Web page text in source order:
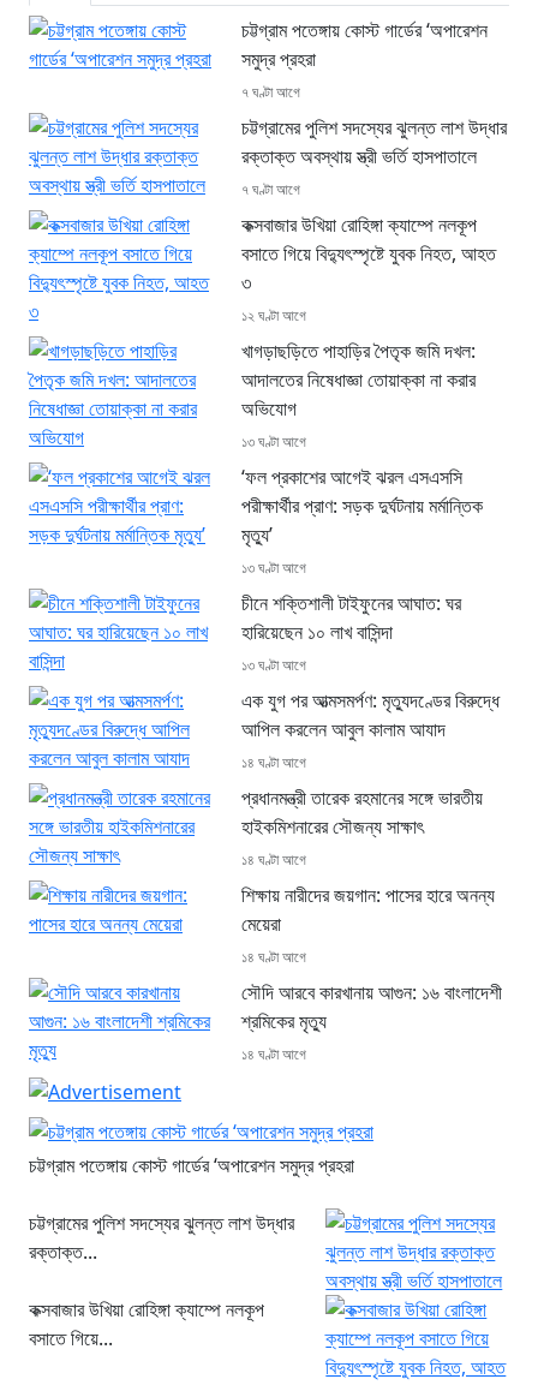
চট্টগ্রাম পতেঙ্গায় কোস্ট গার্ডের ‘অপারেশন
সমুদ্র প্রহরা
৭ ঘণ্টা আগে
চট্টগ্রামের পুলিশ সদস্যের ঝুলন্ত লাশ উদ্ধার
রক্তাক্ত অবস্থায় স্ত্রী ভর্তি হাসপাতালে
৭ ঘণ্টা আগে
কক্সবাজার উখিয়া রোহিঙ্গা ক্যাম্পে নলকূপ
বসাতে গিয়ে বিদ্যুৎস্পৃষ্টে যুবক নিহত, আহত
৩
১২ ঘণ্টা আগে
খাগড়াছড়িতে পাহাড়ির পৈতৃক জমি দখল:
আদালতের নিষেধাজ্ঞা তোয়াক্কা না করার
অভিযোগ
১৩ ঘণ্টা আগে
‘ফল প্রকাশের আগেই ঝরল এসএসসি
পরীক্ষার্থীর প্রাণ: সড়ক দুর্ঘটনায় মর্মান্তিক
মৃত্যু’
১৩ ঘণ্টা আগে
চীনে শক্তিশালী টাইফুনের আঘাত: ঘর
হারিয়েছেন ১০ লাখ বাসিন্দা
১৩ ঘণ্টা আগে
এক যুগ পর আত্মসমর্পণ: মৃত্যুদণ্ডের বিরুদ্ধে
আপিল করলেন আবুল কালাম আযাদ
১৪ ঘণ্টা আগে
প্রধানমন্ত্রী তারেক রহমানের সঙ্গে ভারতীয়
হাইকমিশনারের সৌজন্য সাক্ষাৎ
১৪ ঘণ্টা আগে
শিক্ষায় নারীদের জয়গান: পাসের হারে অনন্য
মেয়েরা
১৪ ঘণ্টা আগে
সৌদি আরবে কারখানায় আগুন: ১৬ বাংলাদেশী
শ্রমিকের মৃত্যু
১৪ ঘণ্টা আগে
চট্টগ্রাম পতেঙ্গায় কোস্ট গার্ডের ‘অপারেশন সমুদ্র প্রহরা
চট্টগ্রামের পুলিশ সদস্যের ঝুলন্ত লাশ উদ্ধার
রক্তাক্ত...
কক্সবাজার উখিয়া রোহিঙ্গা ক্যাম্পে নলকূপ
বসাতে গিয়ে...